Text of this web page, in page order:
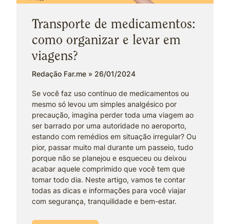
Transporte de medicamentos:
como organizar e levar em
viagens?
Redação Far.me 26/01/2024
Se você faz uso contínuo de medicamentos ou
mesmo só levou um simples analgésico por
precaução, imagina perder toda uma viagem ao
ser barrado por uma autoridade no aeroporto,
estando com remédios em situação irregular? Ou
pior, passar muito mal durante um passeio, tudo
porque não se planejou e esqueceu ou deixou
acabar aquele comprimido que você tem que
tomar todo dia. Neste artigo, vamos te contar
todas as dicas e informações para você viajar
com segurança, tranquilidade e bem-estar.